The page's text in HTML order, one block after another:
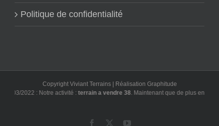
Politique de confidentialité
Copyright Viviant Terrains | Réalisation Graphitude
2022 : Notre activité :terrain a vendre 38. Maintenant que de plus en plus
Facebook YouTube